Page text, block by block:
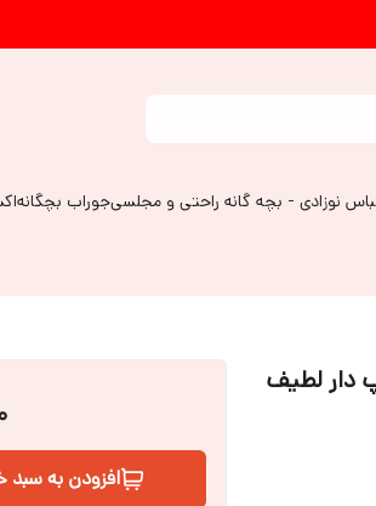
نوزادی - بچه گانه راحتی و مجلسیجوراب بچگانه
دار لطیف
افزودن به سبد